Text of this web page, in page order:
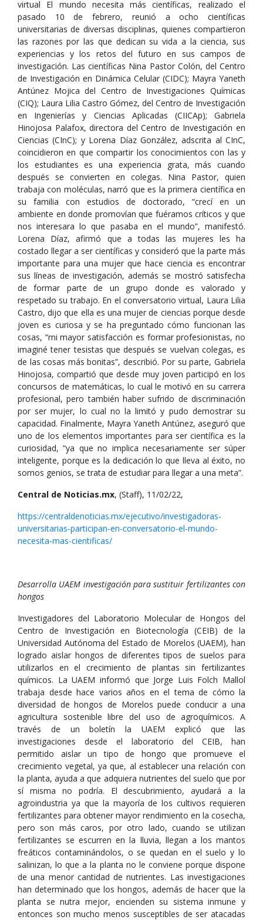
virtual El mundo necesita más científicas, realizado el
pasado 10 de febrero, reunió a ocho científicas
universitarias de diversas disciplinas, quienes compartieron
las razones por las que dedican su vida a la ciencia, sus
experiencias y los retos del futuro en sus campos de
investigación. Las científicas Nina Pastor Colón, del Centro
de Investigación en Dinámica Celular (CIDC); Mayra Yaneth
Antúnez Mojica del Centro de Investigaciones Químicas
(CIQ); Laura Lilia Castro Gómez, del Centro de Investigación
en Ingenierías y Ciencias Aplicadas (CIICAp); Gabriela
Hinojosa Palafox, directora del Centro de Investigación en
Ciencias (CInC); y Lorena Díaz González, adscrita al CInC,
coincidieron en que compartir los conocimientos con las y
los estudiantes es una experiencia grata, más cuando
después se convierten en colegas. Nina Pastor, quien
trabaja con moléculas, narró que es la primera científica en
su familia con estudios de doctorado, “crecí en un
ambiente en donde promovían que fuéramos críticos y que
nos interesara lo que pasaba en el mundo”, manifestó.
Lorena Díaz, afirmó que a todas las mujeres les ha
costado llegar a ser científicas y consideró que la parte más
importante para una mujer que hace ciencia es encontrar
sus líneas de investigación, además se mostró satisfecha
de formar parte de un grupo donde es valorado y
respetado su trabajo. En el conversatorio virtual, Laura Lilia
Castro, dijo que ella es una mujer de ciencias porque desde
joven es curiosa y se ha preguntado cómo funcionan las
cosas, “mi mayor satisfacción es formar profesionistas, no
imaginé tener tesistas que después se vuelvan colegas, es
de las cosas más bonitas”, describió. Por su parte, Gabriela
Hinojosa, compartió que desde muy joven participó en los
concursos de matemáticas, lo cual le motivó en su carrera
profesional, pero también haber sufrido de discriminación
por ser mujer, lo cual no la limitó y pudo demostrar su
capacidad. Finalmente, Mayra Yaneth Antúnez, aseguró que
uno de los elementos importantes para ser científica es la
curiosidad, “ya que no implica necesariamente ser súper
inteligente, porque es la dedicación lo que lleva al éxito, no
somos genios, se trata de estudiar para llegar a una meta”.
Central de Noticias.mx, (Staff), 11/02/22,
https://centraldenoticias.mx/ejecutivo/investigadoras-
universitarias-participan-en-conversatorio-el-mundo-
necesita-mas-cientificas/
Desarrolla UAEM investigación para sustituir fertilizantes con
hongos
Investigadores del Laboratorio Molecular de Hongos del
Centro de Investigación en Biotecnología (CEIB) de la
Universidad Autónoma del Estado de Morelos (UAEM), han
logrado aislar hongos de diferentes tipos de suelos para
utilizarlos en el crecimiento de plantas sin fertilizantes
químicos. La UAEM informó que Jorge Luis Folch Mallol
trabaja desde hace varios años en el tema de cómo la
diversidad de hongos de Morelos puede conducir a una
agricultura sostenible libre del uso de agroquímicos. A
través de un boletín la UAEM explicó que las
investigaciones desde el laboratorio del CEIB, han
permitido aislar un tipo de hongo que promueve el
crecimiento vegetal, ya que, al establecer una relación con
la planta, ayuda a que adquiera nutrientes del suelo que por
sí misma no podría. El descubrimiento, ayudará a la
agroindustria ya que la mayoría de los cultivos requieren
fertilizantes para obtener mayor rendimiento en la cosecha,
pero son más caros, por otro lado, cuando se utilizan
fertilizantes se escurren en la lluvia, llegan a los mantos
freáticos contaminándolos, o se quedan en el suelo y lo
salinizan, lo que a la planta no le conviene porque dispone
de una menor cantidad de nutrientes. Las investigaciones
han determinado que los hongos, además de hacer que la
planta se nutra mejor, encienden su sistema inmune y
entonces son mucho menos susceptibles de ser atacadas